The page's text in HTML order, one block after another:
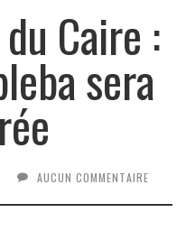
Caire :
sera
AUCUN COMMENTAIRE